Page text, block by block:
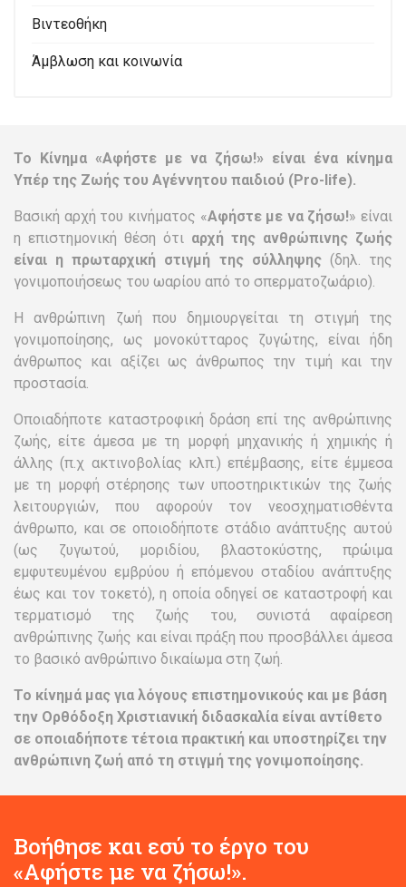
Βιντεοθήκη
Άμβλωση και κοινωνία
Το Κίνημα «Αφήστε με να ζήσω!» είναι ένα κίνημα
Υπέρ της Ζωής του Αγέννητου παιδιού (Pro-life).
Βασική αρχή του κινήματος «Αφήστε με να ζήσω!» είναι
η επιστημονική θέση ότι αρχή της ανθρώπινης ζωής
είναι η πρωταρχική στιγμή της σύλληψης(δηλ. της
γονιμοποιήσεως του ωαρίου από το σπερματοζωάριο).
Η ανθρώπινη ζωή που δημιουργείται τη στιγμή της
γονιμοποίησης, ως μονοκύτταρος ζυγώτης, είναι ήδη
άνθρωπος και αξίζει ως άνθρωπος την τιμή και την
προστασία.
Οποιαδήποτε καταστροφική δράση επί της ανθρώπινης
ζωής, είτε άμεσα με τη μορφή μηχανικής ή χημικής ή
άλλης (π.χ ακτινοβολίας κλπ.) επέμβασης, είτε έμμεσα
με τη μορφή στέρησης των υποστηρικτικών της ζωής
λειτουργιών, που αφορούν τον νεοσχηματισθέντα
άνθρωπο, και σε οποιοδήποτε στάδιο ανάπτυξης αυτού
(ως ζυγωτού, μοριδίου, βλαστοκύστης, πρώιμα
εμφυτευμένου εμβρύου ή επόμενου σταδίου ανάπτυξης
έως και τον τοκετό), η οποία οδηγεί σε καταστροφή και
τερματισμό της ζωής του, συνιστά αφαίρεση
ανθρώπινης ζωής και είναι πράξη που προσβάλλει άμεσα
το βασικό ανθρώπινο δικαίωμα στη ζωή.
Το κίνημά μας για λόγους επιστημονικούς και με βάση
την Ορθόδοξη Χριστιανική διδασκαλία είναι αντίθετο
σε οποιαδήποτε τέτοια πρακτική και υποστηρίζει την
ανθρώπινη ζωή από τη στιγμή της γονιμοποίησης.
Βοήθησε και εσύ το έργο του
«Αφήστε με να ζήσω!».